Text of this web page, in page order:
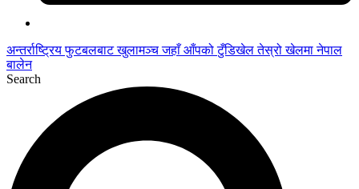
अन्तर्राष्ट्रिय फुटबलबाट खुलामञ्च जहाँ आँपको टुँडिखेल तेस्रो खेलमा नेपाल
बालेन
Search